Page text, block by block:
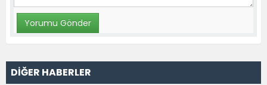
DİĞER HABERLER